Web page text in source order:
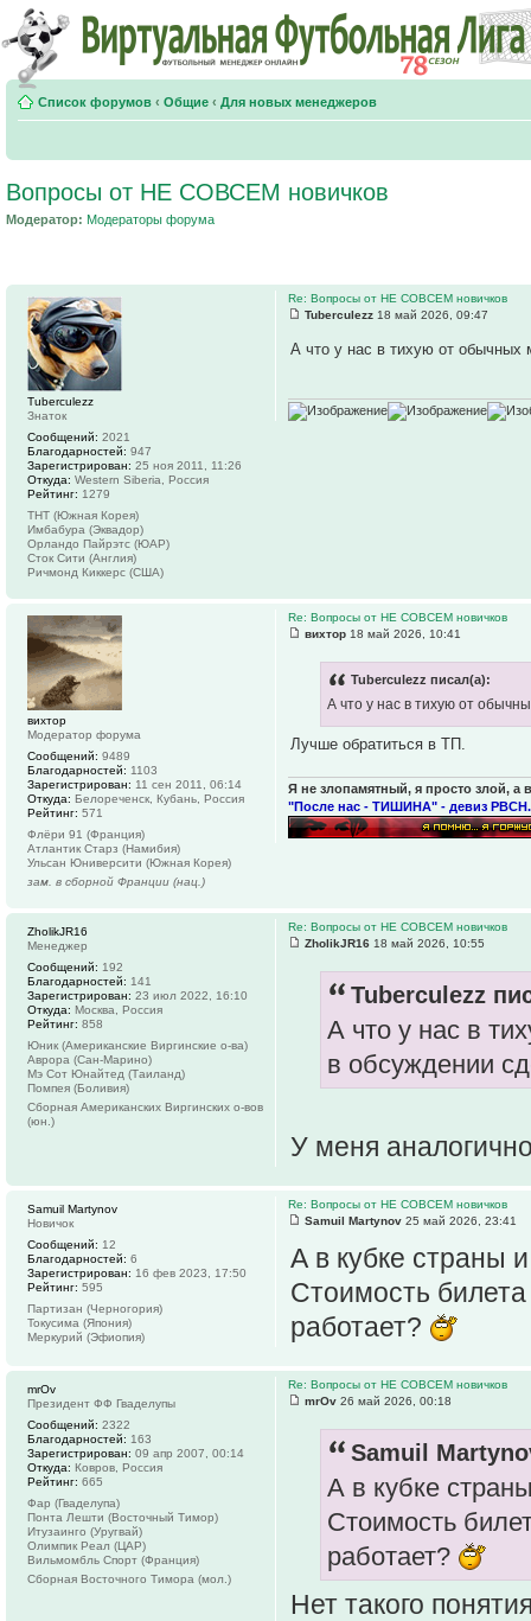
Список форумов ‹ Общие ‹ Для новых менеджеров
Вопросы от НЕ СОВСЕМ новичков
Модератор: Модераторы форума
Re: Вопросы от НЕ СОВСЕМ новичков
Tuberculezz 18 май 2026, 09:47
А что у нас в тихую от обычных
Tuberculezz
Знаток
Сообщений: 2021
Благодарностей: 947
Зарегистрирован: 25 ноя 2011, 11:26
Откуда: Western Siberia, Россия
Рейтинг: 1279
ТНТ (Южная Корея)
Имбабура (Эквадор)
Орландо Пайрэтс (ЮАР)
Сток Сити (Англия)
Ричмонд Киккерс (США)
Re: Вопросы от НЕ СОВСЕМ новичков
вихтор 18 май 2026, 10:41
Tuberculezz писал(а):
А что у нас в тихую от
Лучше обратиться в ТП.
Я не злопамятный, я просто злой, а
"После нас - ТИШИНА" - девиз РВСН.
вихтор
Модератор форума
Сообщений: 9489
Благодарностей: 1103
Зарегистрирован: 11 сен 2011, 06:14
Откуда: Белореченск, Кубань, Россия
Рейтинг: 571
Флёри 91 (Франция)
Атлантик Старз (Намибия)
Ульсан Юниверсити (Южная Корея)
зам. в сборной Франции (нац.)
Re: Вопросы от НЕ СОВСЕМ новичков
ZholikJR16 18 май 2026, 10:55
Tuberculezz
А что у нас в
в обсуждении
У меня
ZholikJR16
Менеджер
Сообщений: 192
Благодарностей: 141
Зарегистрирован: 23 июл 2022, 16:10
Откуда: Москва, Россия
Рейтинг: 858
Юник (Американские Виргинские о-ва)
Аврора (Сан-Марино)
Мэ Сот Юнайтед (Таиланд)
Помпея (Боливия)
Сборная Американских Виргинских о-вов
(юн.)
Re: Вопросы от НЕ СОВСЕМ новичков
Samuil Martynov 25 май 2026, 23:41
А в кубке страны
Стоимость
работает?
Samuil Martynov
Новичок
Сообщений: 12
Благодарностей: 6
Зарегистрирован: 16 фев 2023, 17:50
Рейтинг: 595
Партизан (Черногория)
Токусима (Япония)
Меркурий (Эфиопия)
Re: Вопросы от НЕ СОВСЕМ новичков
mrOv 26 май 2026, 00:18
Samuil
А в кубке
Стоимость
работает?
Нет такого
mrOv
Президент ФФ Гваделупы
Сообщений: 2322
Благодарностей: 163
Зарегистрирован: 09 апр 2007, 00:14
Откуда: Ковров, Россия
Рейтинг: 665
Фар (Гваделупа)
Понта Лешти (Восточный Тимор)
Итузаинго (Уругвай)
Олимпик Реал (ЦАР)
Вильмомбль Спорт (Франция)
Сборная Восточного Тимора (мол.)